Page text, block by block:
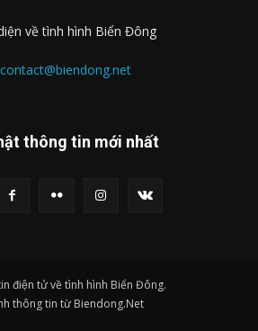
về tình hình Biển Đông
contact@biendong.net
thông tin mới nhất
điện tử về tình hình Biển Đông.
thông tin từ Biendong.Net